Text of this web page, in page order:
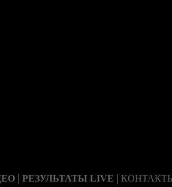
| РЕЗУЛЬТАТЫ LIVE |